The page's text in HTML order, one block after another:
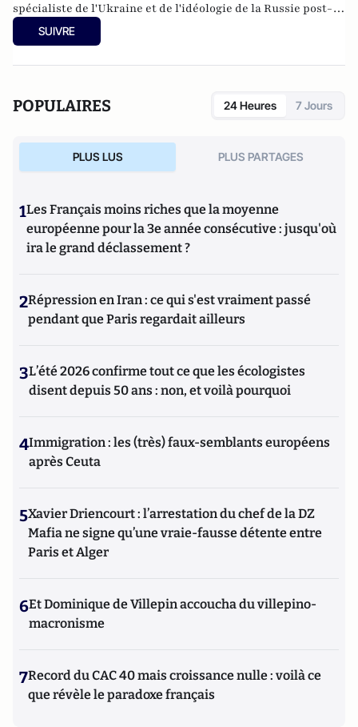
spécialiste de l'Ukraine et de l'idéologie de la Russie post-
soviétique. Elle a été journaliste à RFI et à la revue
Politique internationale. Elle est notamment l'auteure, aux
consacré à l'Ukraine (octobre 2022).
SUIVRE
POPULAIRES 24 Heures 7 Jours
PLUS LUS PLUS PARTAGES
1Les Français moins riches que la moyenne
européenne pour la 3e année consécutive : jusqu'où
ira le grand déclassement ?
2Répression en Iran : ce qui s'est vraiment passé
pendant que Paris regardait ailleurs
3L’été 2026 confirme tout ce que les écologistes
disent depuis 50 ans : non, et voilà pourquoi
4Immigration : les (très) faux-semblants européens
après Ceuta
5Xavier Driencourt : l’arrestation du chef de la DZ
Mafia ne signe qu’une vraie-fausse détente entre
Paris et Alger
6Et Dominique de Villepin accoucha du villepino-
macronisme
7Record du CAC 40 mais croissance nulle : voilà ce
que révèle le paradoxe français